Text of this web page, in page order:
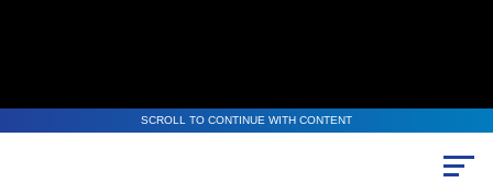
SCROLL TO CONTINUE WITH CONTENT